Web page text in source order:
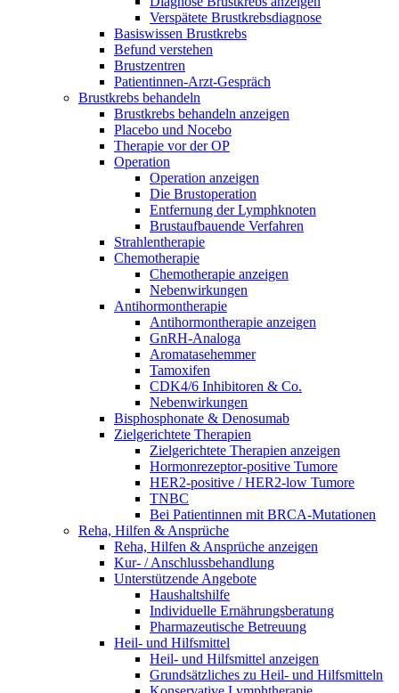
Verspätete Brustkrebsdiagnose
Basiswissen Brustkrebs
Befund verstehen
Brustzentren
Patientinnen-Arzt-Gespräch
Brustkrebs behandeln
Brustkrebs behandeln anzeigen
Placebo und Nocebo
Therapie vor der OP
Operation
Operation anzeigen
Die Brustoperation
Entfernung der Lymphknoten
Brustaufbauende Verfahren
Strahlentherapie
Chemotherapie
Chemotherapie anzeigen
Nebenwirkungen
Antihormontherapie
Antihormontherapie anzeigen
GnRH-Analoga
Aromatasehemmer
Tamoxifen
CDK4/6 Inhibitoren & Co.
Nebenwirkungen
Bisphosphonate & Denosumab
Zielgerichtete Therapien
Zielgerichtete Therapien anzeigen
Hormonrezeptor-positive Tumore
HER2-positive / HER2-low Tumore
TNBC
Bei Patientinnen mit BRCA-Mutationen
Reha, Hilfen & Ansprüche
Reha, Hilfen & Ansprüche anzeigen
Kur- / Anschlussbehandlung
Unterstützende Angebote
Haushaltshilfe
Individuelle Ernährungsberatung
Pharmazeutische Betreuung
Heil- und Hilfsmittel
Heil- und Hilfsmittel anzeigen
Grundsätzliches zu Heil- und Hilfsmitteln